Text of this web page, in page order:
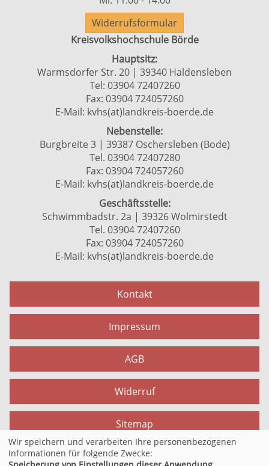
Widerrufsformular
Kreisvolkshochschule Börde
Hauptsitz:
Warmsdorfer Str. 20 | 39340 Haldensleben
Tel: 03904 72407260
Fax: 03904 724057260
E-Mail: kvhs(at)landkreis-boerde.de
Nebenstelle:
Burgbreite 3 | 39387 Oschersleben (Bode)
Tel. 03904 72407280
Fax: 03904 724057260
E-Mail: kvhs(at)landkreis-boerde.de
Geschäftsstelle:
Schwimmbadstr. 2a | 39326 Wolmirstedt
Tel. 03904 72407260
Fax: 03904 724057260
E-Mail: kvhs(at)landkreis-boerde.de
Kontakt
Impressum
AGB
Widerruf
Sitemap
Datenschutzerklärung
Wir speichern und verarbeiten Ihre personenbezogenen
Informationen für folgende Zwecke: